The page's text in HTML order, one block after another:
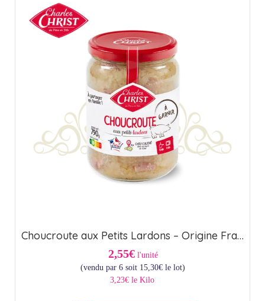
Choucroute aux Petits Lardons – Origine France (85cl)
2,55€ l'unité
(vendu par 6 soit 15,30€le lot)
3,23€ le Kilo